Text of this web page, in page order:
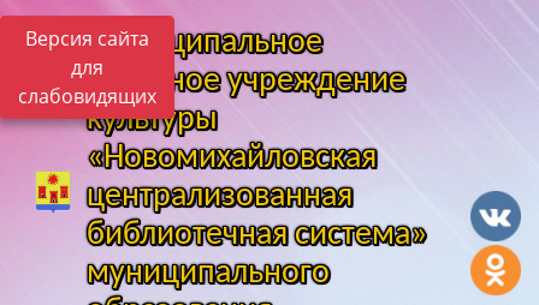
Версия сайта
для
слабовидящих
Муниципальное
казенное учреждение
культуры
«Новомихайловская
централизованная
библиотечная система»
муниципального